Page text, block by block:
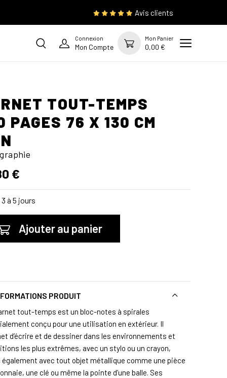
Avis clients
Connexion
Mon Compte
Mon Panier
0,00 €
TOUT-TEMPS
PAGES 76 X 130 CM
€
3 à 5 jours
Ajouter au panier
PRODUIT
tout-temps est un bloc-notes à spirales
conçu pour une utilisation en extérieur. Il
d’écrire et de dessiner dans les environnements et
les plus extrêmes, avec un stylo ou un crayon,
avec tout objet métallique comme une pièce
une clé ou même la pointe d’une balle. Ses